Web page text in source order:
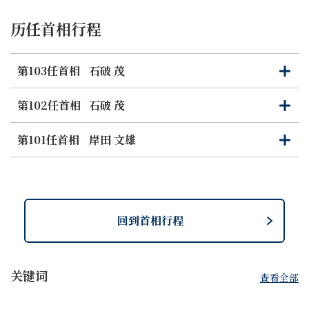
历任首相行程
第103任首相 石破 茂
打
开
关
闭
第102任首相 石破 茂
打
开
关
闭
第101任首相
岸田 文雄
打
开
关
闭
关键词 查看全部
回到首相行程